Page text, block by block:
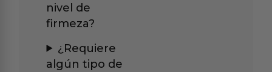
nivel de
firmeza?
¿Requiere
algún tipo de